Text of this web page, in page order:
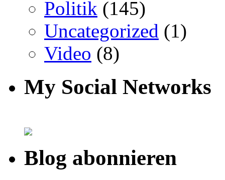
Politik (145)
Uncategorized (1)
Video (8)
My Social Networks
Blog abonnieren